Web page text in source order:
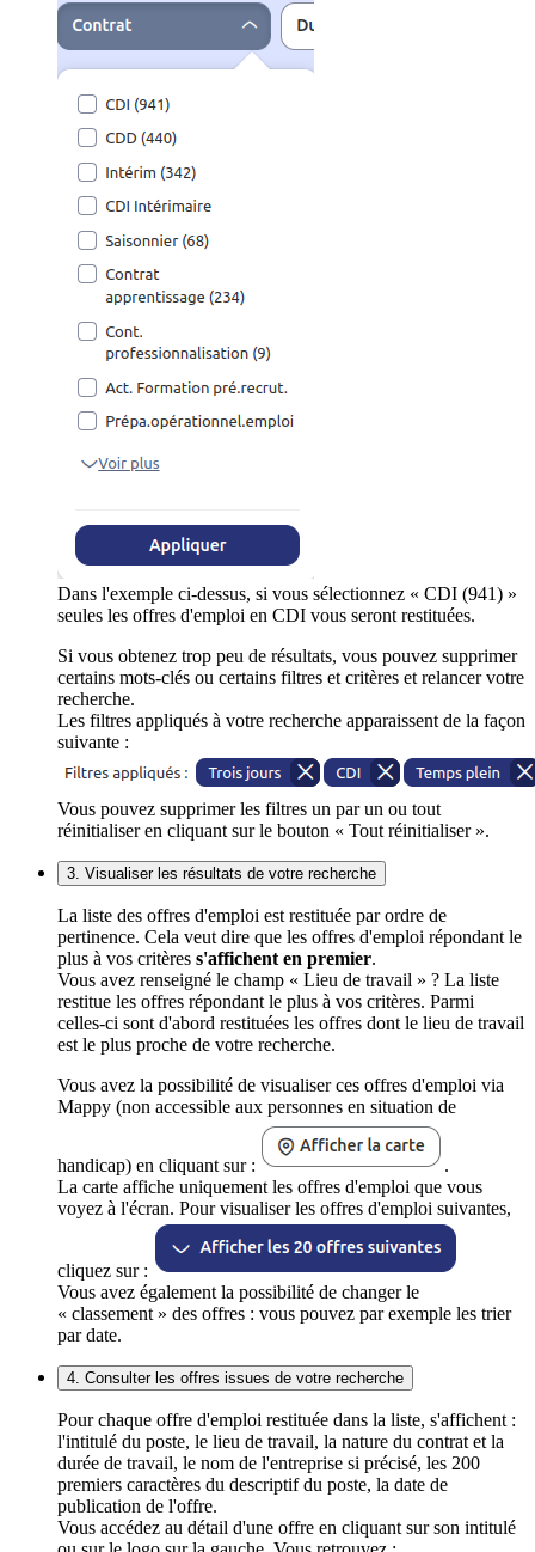
Dans l'exemple ci-dessus, si vous sélectionnez « CDI (941) »
seules les offres d'emploi en CDI vous seront restituées.
Si vous obtenez trop peu de résultats, vous pouvez supprimer
certains mots-clés ou certains filtres et critères et relancer votre
recherche.
Les filtres appliqués à votre recherche apparaissent de la façon
suivante :
Vous pouvez supprimer les filtres un par un ou tout
réinitialiser en cliquant sur le bouton « Tout réinitialiser ».
3. Visualiser les résultats de votre recherche
La liste des offres d'emploi est restituée par ordre de
pertinence. Cela veut dire que les offres d'emploi répondant le
plus à vos critères s'affichent en premier.
Vous avez renseigné le champ « Lieu de travail » ? La liste
restitue les offres répondant le plus à vos critères. Parmi
celles-ci sont d'abord restituées les offres dont le lieu de travail
est le plus proche de votre recherche.
Vous avez la possibilité de visualiser ces offres d'emploi via
Mappy (non accessible aux personnes en situation de
handicap) en cliquant sur :
.
La carte affiche uniquement les offres d'emploi que vous
voyez à l'écran. Pour visualiser les offres d'emploi suivantes,
cliquez sur :
Vous avez également la possibilité de changer le
« classement » des offres : vous pouvez par exemple les trier
par date.
4. Consulter les offres issues de votre recherche
Pour chaque offre d'emploi restituée dans la liste, s'affichent :
l'intitulé du poste, le lieu de travail, la nature du contrat et la
durée de travail, le nom de l'entreprise si précisé, les 200
premiers caractères du descriptif du poste, la date de
publication de l'offre.
Vous accédez au détail d'une offre en cliquant sur son intitulé